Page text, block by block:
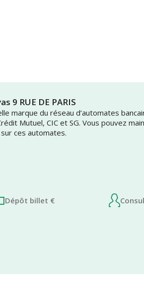
9 RUE DE PARIS
marque du réseau d’automates
Mutuel, CIC et SG. Vous pouvez
ces automates.
Dépôt billet €